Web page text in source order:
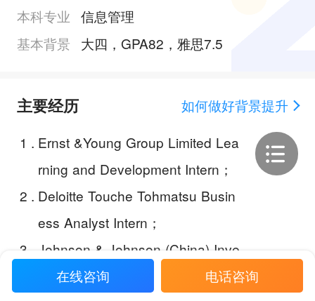
本科专业 信息管理
基本背景
大四，GPA82，雅思7.5
主要经历
如何做好背景提升
1 . Ernst &Young Group Limited Lea
rning and Development Intern；
2 . Deloitte Touche Tohmatsu Busin
ess Analyst Intern；
3
Johnson & Johnson (China) Inve
stment Co., Ltd HR Intern；
在线咨询 电话咨询